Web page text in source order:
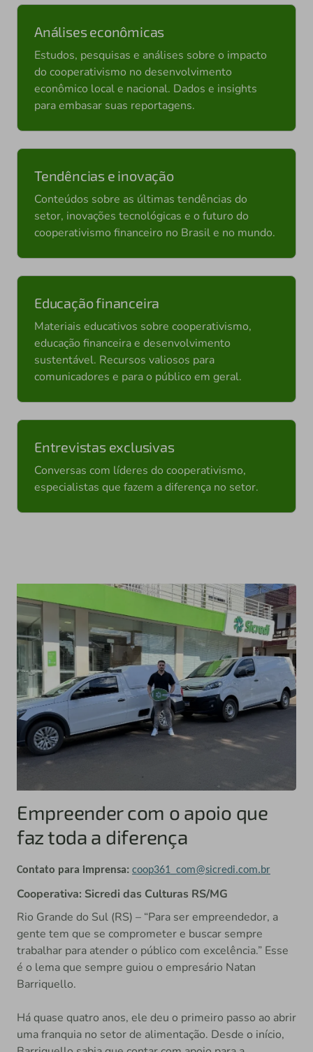
Análises econômicas
Estudos, pesquisas e análises sobre o impacto
do cooperativismo no desenvolvimento
econômico local e nacional. Dados e insights
para embasar suas reportagens.
Tendências e inovação
Conteúdos sobre as últimas tendências do
setor, inovações tecnológicas e o futuro do
cooperativismo financeiro no Brasil e no mundo.
Educação financeira
Materiais educativos sobre cooperativismo,
educação financeira e desenvolvimento
sustentável. Recursos valiosos para
comunicadores e para o público em geral.
Entrevistas exclusivas
Conversas com líderes do cooperativismo,
especialistas que fazem a diferença no setor.
Empreender com o apoio que
faz toda a diferença
Contato para imprensa: coop361_com@sicredi.com.br
Cooperativa: Sicredi das Culturas RS/MG
Rio Grande do Sul (RS) – “Para ser empreendedor, a
gente tem que se comprometer e buscar sempre
trabalhar para atender o público com excelência.” Esse
é o lema que sempre guiou o empresário Natan
Barriquello.
Há quase quatro anos, ele deu o primeiro passo ao abrir
uma franquia no setor de alimentação. Desde o início,